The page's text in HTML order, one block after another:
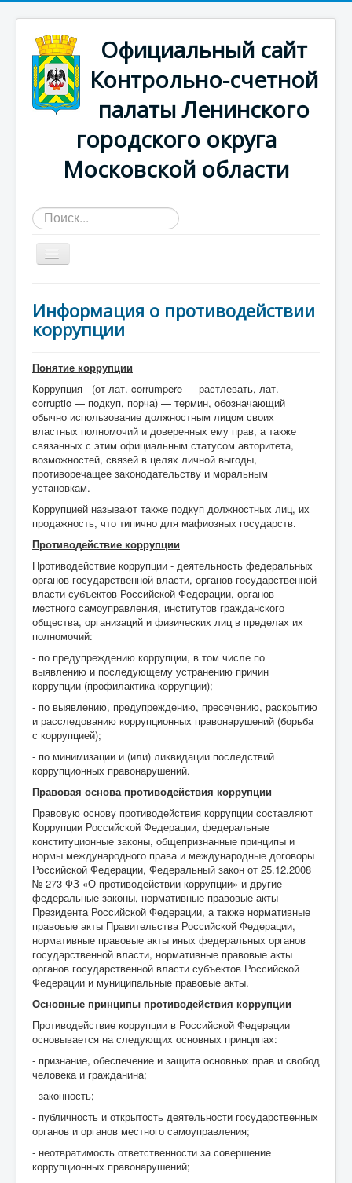
Официальный сайт
Контрольно-счетной
палаты Ленинского
городского округа
Московской области
Искать...
О КСП
Взаимодействие
Новости
Контакты
Информация о противодействии
коррупции
Понятие коррупции
Коррупция - (от лат. corrumpere — растлевать, лат.
corruptio — подкуп, порча) — термин, обозначающий
обычно использование должностным лицом своих
властных полномочий и доверенных ему прав, а также
связанных с этим официальным статусом авторитета,
возможностей, связей в целях личной выгоды,
противоречащее законодательству и моральным
установкам.
Коррупцией называют также подкуп должностных лиц, их
продажность, что типично для мафиозных государств.
Противодействие коррупции
Противодействие коррупции - деятельность федеральных
органов государственной власти, органов государственной
власти субъектов Российской Федерации, органов
местного самоуправления, институтов гражданского
общества, организаций и физических лиц в пределах их
полномочий:
- по предупреждению коррупции, в том числе по
выявлению и последующему устранению причин
коррупции (профилактика коррупции);
- по выявлению, предупреждению, пресечению, раскрытию
и расследованию коррупционных правонарушений (борьба
с коррупцией);
- по минимизации и (или) ликвидации последствий
коррупционных правонарушений.
Правовая основа противодействия коррупции
Правовую основу противодействия коррупции составляют
Коррупции Российской Федерации, федеральные
конституционные законы, общепризнанные принципы и
нормы международного права и международные договоры
Российской Федерации, Федеральный закон от 25.12.2008
№ 273-ФЗ «О противодействии коррупции» и другие
федеральные законы, нормативные правовые акты
Президента Российской Федерации, а также нормативные
правовые акты Правительства Российской Федерации,
нормативные правовые акты иных федеральных органов
государственной власти, нормативные правовые акты
органов государственной власти субъектов Российской
Федерации и муниципальные правовые акты.
Основные принципы противодействия коррупции
Противодействие коррупции в Российской Федерации
основывается на следующих основных принципах:
- признание, обеспечение и защита основных прав и свобод
человека и гражданина;
- законность;
- публичность и открытость деятельности государственных
органов и органов местного самоуправления;
- неотвратимость ответственности за совершение
коррупционных правонарушений;